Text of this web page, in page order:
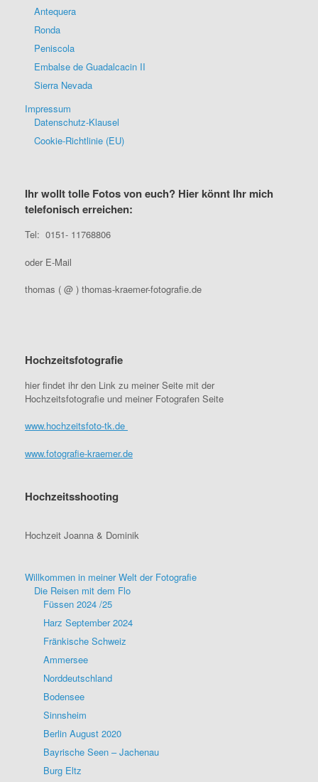
Antequera
Ronda
Peniscola
Embalse de Guadalcacin II
Sierra Nevada
Impressum
Datenschutz-Klausel
Cookie-Richtlinie (EU)
Ihr wollt tolle Fotos von euch? Hier könnt Ihr mich
telefonisch erreichen:
Tel: 0151- 11768806
oder E-Mail
thomas ( @ ) thomas-kraemer-fotografie.de
Hochzeitsfotografie
hier findet ihr den Link zu meiner Seite mit der
Hochzeitsfotografie und meiner Fotografen Seite
www.hochzeitsfoto-tk.de
www.fotografie-kraemer.de
Hochzeitsshooting
Hochzeit Joanna & Dominik
Willkommen in meiner Welt der Fotografie
Die Reisen mit dem Flo
Füssen 2024 /25
Harz September 2024
Fränkische Schweiz
Ammersee
Norddeutschland
Bodensee
Sinnsheim
Berlin August 2020
Bayrische Seen – Jachenau
Burg Eltz